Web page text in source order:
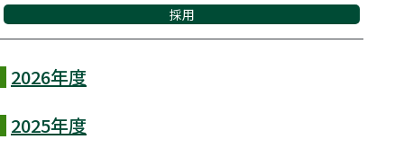
採用
2026年度
2025年度